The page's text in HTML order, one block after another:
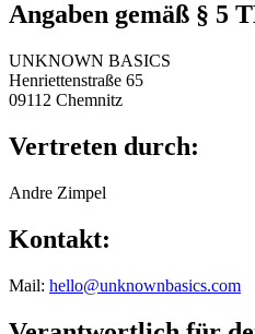
Angaben gemäß § 5
UNKNOWN BASICS
Henriettenstraße 65
09112 Chemnitz
Vertreten durch:
Andre Zimpel
Kontakt:
Mail: hello@unknownbasics.com